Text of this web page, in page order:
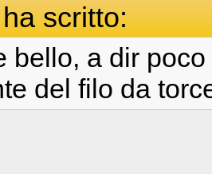
scritto:
bello, a dir
del filo da